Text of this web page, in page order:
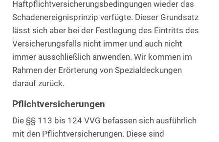
Haftpflichtversicherungsbedingungen wieder das
Schadenereignisprinzip verfügte. Dieser Grundsatz
lässt sich aber bei der Festlegung des Eintritts des
Versicherungsfalls nicht immer und auch nicht
immer ausschließlich anwenden. Wir kommen im
Rahmen der Erörterung von Spezialdeckungen
darauf zurück.
Pflichtversicherungen
Die §§ 113 bis 124 VVG befassen sich ausführlich
mit den Pflichtversicherungen. Diese sind